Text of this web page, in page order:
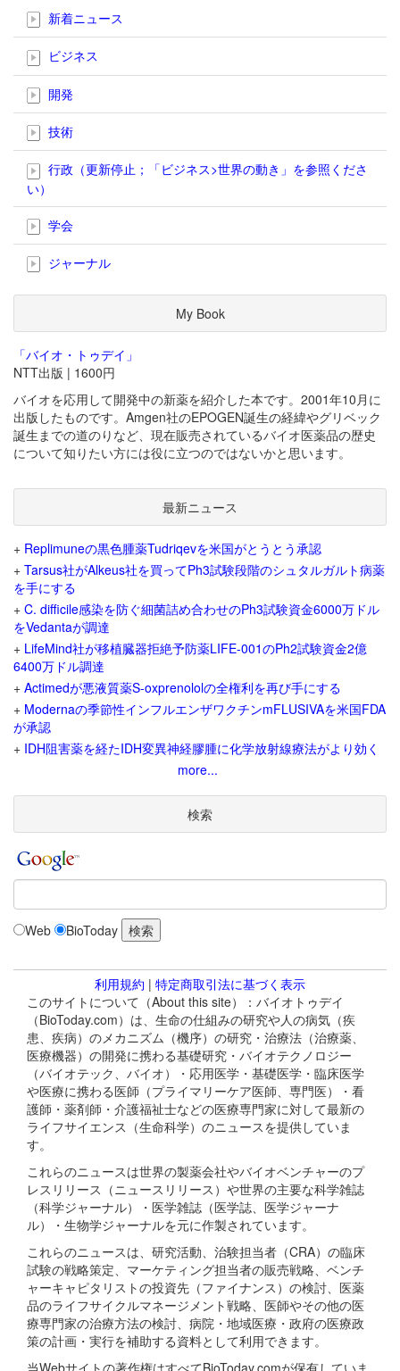
新着ニュース
ビジネス
開発
技術
行政（更新停止；「ビジネス>世界の動き」を参照くださ
い）
学会
ジャーナル
My Book
「バイオ・トゥデイ」
NTT出版 | 1600円
バイオを応用して開発中の新薬を紹介した本です。2001年10月に
出版したものです。Amgen社のEPOGEN誕生の経緯やグリベック
誕生までの道のりなど、現在販売されているバイオ医薬品の歴史
について知りたい方には役に立つのではないかと思います。
最新ニュース
+ Replimuneの黒色腫薬Tudriqevを米国がとうとう承認
+ Tarsus社がAlkeus社を買ってPh3試験段階のシュタルガルト病薬
を手にする
+ C. difficile感染を防ぐ細菌詰め合わせのPh3試験資金6000万ドル
をVedantaが調達
+ LifeMind社が移植臓器拒絶予防薬LIFE-001のPh2試験資金2億
6400万ドル調達
+ Actimedが悪液質薬S-oxprenololの全権利を再び手にする
+ Modernaの季節性インフルエンザワクチンmFLUSIVAを米国FDA
が承認
+ IDH阻害薬を経たIDH変異神経膠腫に化学放射線療法がより効く
more...
検索
Web BioToday
利用規約 | 特定商取引法に基づく表示
このサイトについて（About this site）：バイオトゥデイ
（BioToday.com）は、生命の仕組みの研究や人の病気（疾
患、疾病）のメカニズム（機序）の研究・治療法（治療薬、
医療機器）の開発に携わる基礎研究・バイオテクノロジー
（バイオテック、バイオ）・応用医学・基礎医学・臨床医学
や医療に携わる医師（プライマリーケア医師、専門医）・看
護師・薬剤師・介護福祉士などの医療専門家に対して最新の
ライフサイエンス（生命科学）のニュースを提供していま
す。
これらのニュースは世界の製薬会社やバイオベンチャーのプ
レスリリース（ニュースリリース）や世界の主要な科学雑誌
（科学ジャーナル）・医学雑誌（医学誌、医学ジャーナ
ル）・生物学ジャーナルを元に作製されています。
これらのニュースは、研究活動、治験担当者（CRA）の臨床
試験の戦略策定、マーケティング担当者の販売戦略、ベンチ
ャーキャピタリストの投資先（ファイナンス）の検討、医薬
品のライフサイクルマネージメント戦略、医師やその他の医
療専門家の治療方法の検討、病院・地域医療・政府の医療政
策の計画・実行を補助する資料として利用できます。